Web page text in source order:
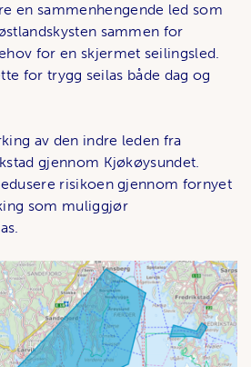
en sammenhengende led som
sammen for
for en skjermet seilingsled.
for trygg seilas både dag og
av den indre leden fra
gjennom Kjøkøysundet.
risikoen gjennom fornyet
som muliggjør